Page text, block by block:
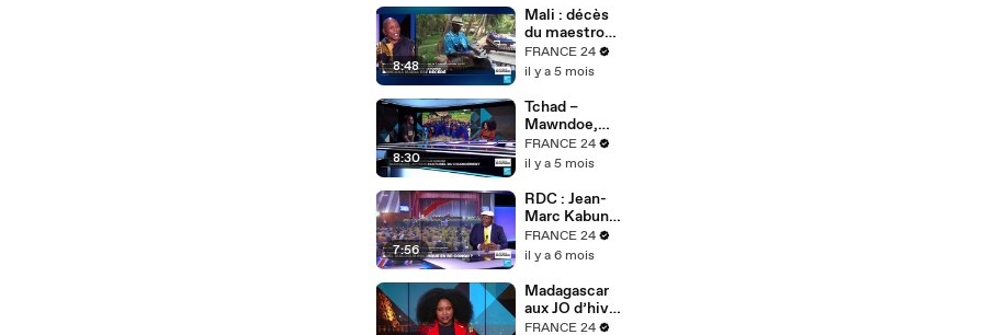
après le
putsch
8:48
Mali : décès
du maestro
Boncana
Maïga,
cubaine
FRANCE 24
il y a 5 mois
8:30
Tchad –
Mawndoe,
voix engagée
entre afro-
traditions
ngambay
FRANCE 24
il y a 5 mois
7:56
RDC : Jean-
Marc Kabund
réclame un
dialogue
critique
Tshisekedi
FRANCE 24
il y a 6 mois
Madagascar
aux JO d’hiver
: Mialitiana
FRANCE 24